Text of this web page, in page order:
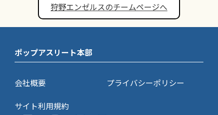
狩野エンゼルスのチームページへ
ポップアスリート本部
会社概要
プライバシーポリシー
サイト利用規約